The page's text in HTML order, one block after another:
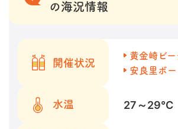
の海況情報
開催状況
黄金崎ビー
安良里ボー
水温 27～29℃